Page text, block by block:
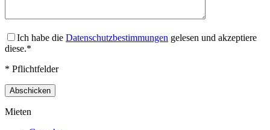
Ich habe die Datenschutzbestimmungen gelesen und akzeptiere
diese.*
* Pflichtfelder
Mieten